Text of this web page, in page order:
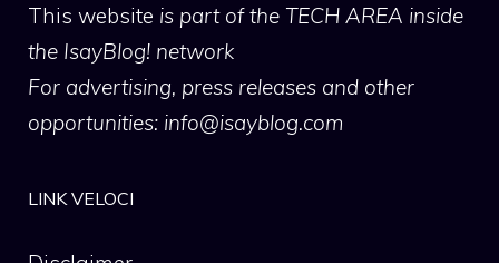
This website is part of the TECH AREA inside
the IsayBlog! network
For advertising, press releases and other
opportunities: info@isayblog.com
LINK VELOCI